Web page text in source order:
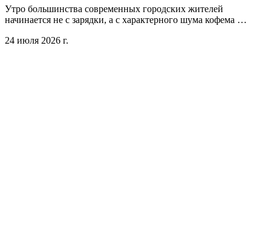
Утро большинства современных городских жителей
начинается не с зарядки, а с характерного шума кофема …
24 июля 2026 г.